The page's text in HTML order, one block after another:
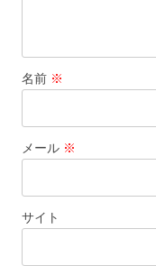
名前 ※
メール ※
サイト